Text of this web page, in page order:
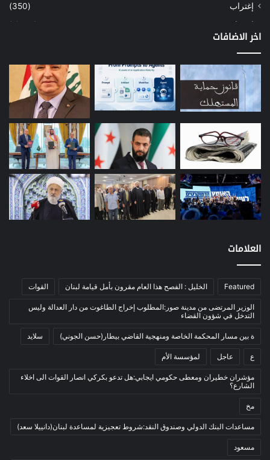
إغتراب
(350)
إقتصاد
(1٬040)
إعمار
(3)
بيئة
(16)
دراسة
(24)
(12)
مصارف
(168)
معادن
(1)
موازنة
(4)
نفط
(91)
اتصالات
(26)
الرئيسية
العالم العربي
المحكمة الخاصة
بيئة
أدب وشعر
إعلام
بروفايل
اخر الاضافات
العلامات
Featured الخليل : الفصح هذا العام مقرون بأمل قيامة لبنان القوات
الوزير المرتضى من مدينة صور:المطلوب إخراج الطاغوت من دار العدالة وليس
التدخل في شؤون القضاء
ة بين مسار المحكمة الخاصة ومنهجية القاضي بيطار(حسن الجوني) سلايد
ع عاجل لمؤسسة الأم
مؤشران خطيران ومعطى حكومي ايجابي:هل تدعو بكركي انصار القوات الى اخلاء
الشارع؟
مخ
مساعدات البنك الدولي وصندوق النقد:شروط تعجيزية لمساعدة لبنان(دانييلا سعد)
مسعود